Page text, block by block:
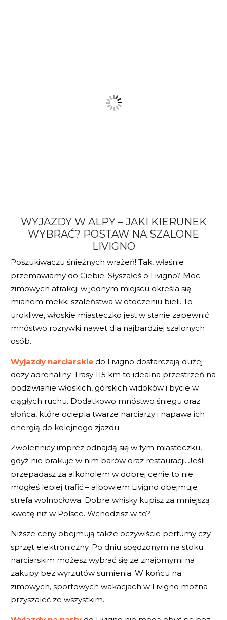
WYJAZDY W ALPY – JAKI KIERUNEK
WYBRAĆ? POSTAW NA SZALONE
LIVIGNO
Poszukiwaczu śnieżnych wrażeń! Tak, właśnie
przemawiamy do Ciebie. Słyszałeś o Livigno? Moc
zimowych atrakcji w jednym miejscu określa się
mianem mekki szaleństwa w otoczeniu bieli. To
urokliwe, włoskie miasteczko jest w stanie zapewnić
mnóstwo rozrywki nawet dla najbardziej szalonych
osób.
Wyjazdy narciarskiedo Livigno dostarczają dużej
dozy adrenaliny. Trasy 115 km to idealna przestrzeń na
podziwianie włoskich, górskich widoków i bycie w
ciągłych ruchu. Dodatkowo mnóstwo śniegu oraz
słońca, które ociepla twarze narciarzy i napawa ich
energią do kolejnego zjazdu.
Zwolennicy imprez odnajdą się w tym miasteczku,
gdyż nie brakuje w nim barów oraz restauracji. Jeśli
przepadasz za alkoholem w dobrej cenie to nie
mogłeś lepiej trafić – albowiem Livigno obejmuje
strefa wolnocłowa. Dobre whisky kupisz za mniejszą
kwotę niż w Polsce. Wchodzisz w to?
Niższe ceny obejmują także oczywiście perfumy czy
sprzęt elektroniczny. Po dniu spędzonym na stoku
narciarskim możesz wybrać się ze znajomymi na
zakupy bez wyrzutów sumienia. W końcu na
zimowych, sportowych wakacjach w Livigno można
przyszaleć ze wszystkim.